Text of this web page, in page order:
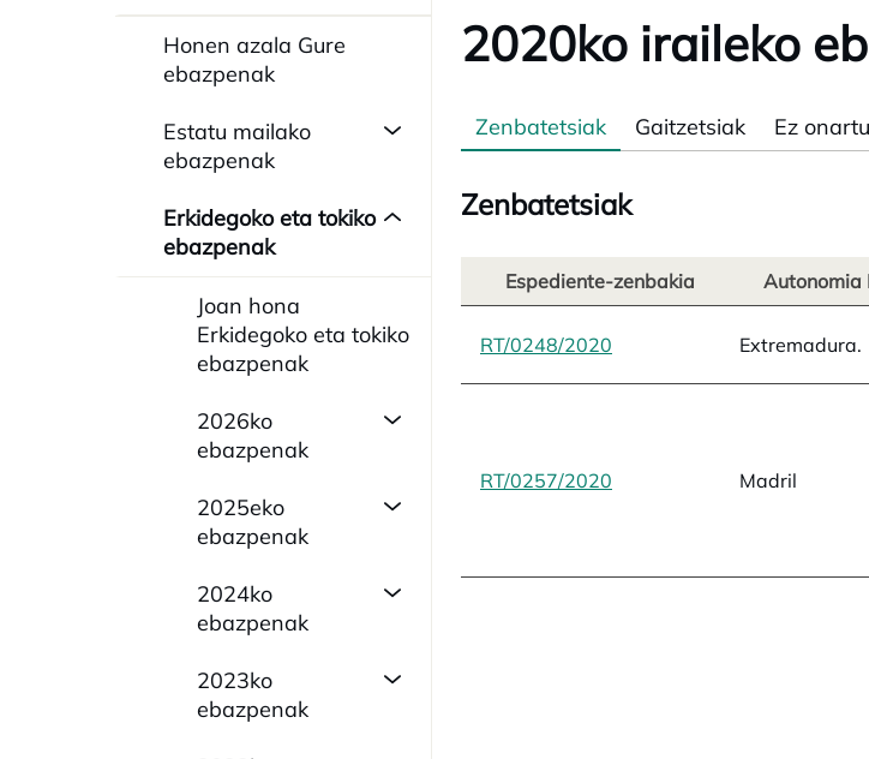
Honen azala Gure
ebazpenak
Estatu mailako
ebazpenak
Erkidegoko eta tokiko
ebazpenak
Joan hona
Erkidegoko eta tokiko
ebazpenak
2026ko
ebazpenak
2025eko
ebazpenak
2024ko
ebazpenak
2023ko
ebazpenak
2020ko iraileko
Zenbatetsiak Gaitzetsiak Ez
Zenbatetsiak
Espediente-zenbakia Autonomia
RT/0248/2020 opens in a new tabExtremadura.
RT/0257/2020 opens in a new tab
Madril